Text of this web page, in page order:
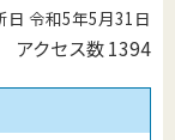
日 令和5年5月31日
アクセス数1394